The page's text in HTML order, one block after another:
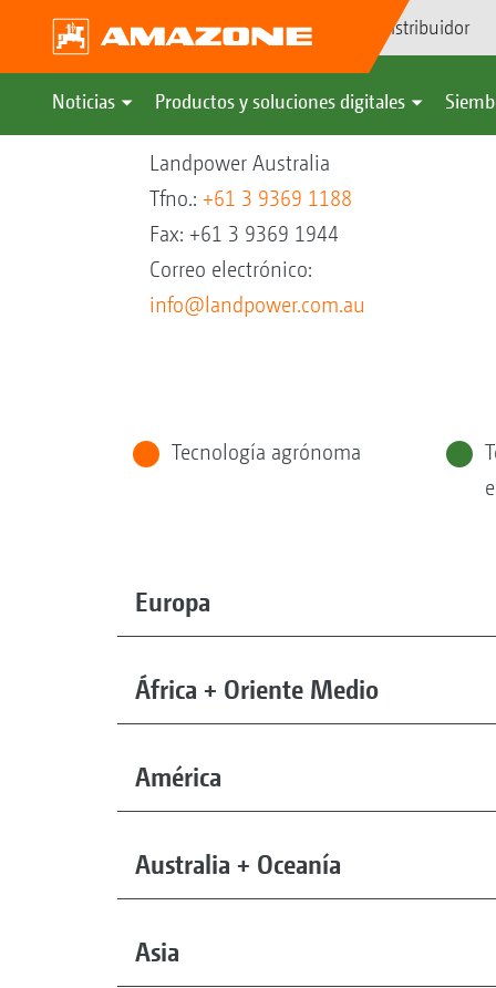
Búsqueda de distribuidor
Noticias Productos y soluciones digitales
Landpower Australia
Tfno.: +61 3 9369 1188
Fax: +61 3 9369 1944
Correo electrónico:
info@landpower.com.au
Tecnología agrónoma
Europa
África + Oriente Medio
América
Australia + Oceanía
Asia